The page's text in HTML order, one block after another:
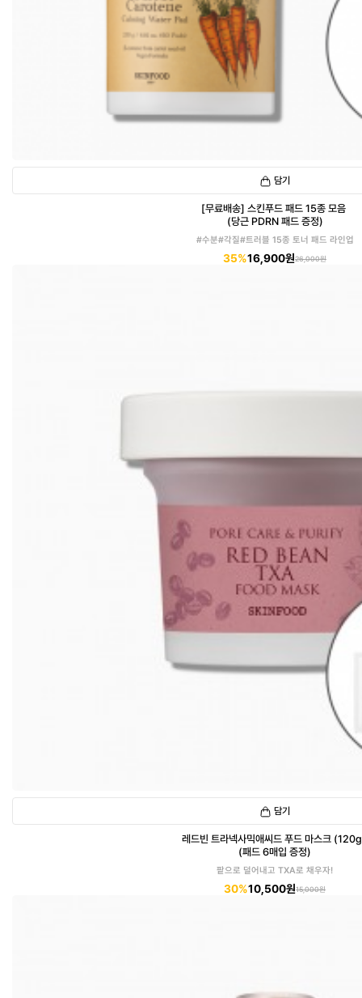
담기
[무료배송] 스킨푸드 패드 15종 모음
(당근 PDRN 패드 증정)
#수분#각질#트러블 15종 토너 패드 라인업
35%16,900원26,000원
담기
레드빈 트라넥사믹애씨드 푸드 마스크
(패드 6매입 증정)
팥으로 덜어내고 TXA로 채우자!
30%10,500원15,000원